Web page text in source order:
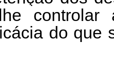
lhe
do que